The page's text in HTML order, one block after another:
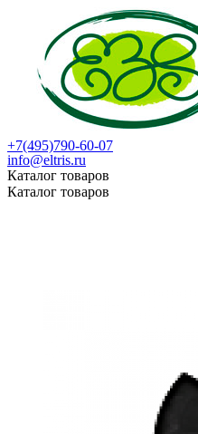
+7(495)790-60-07
info@eltris.ru
Каталог товаров
Каталог товаров